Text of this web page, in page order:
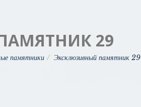
29
памятники Эксклюзивный памятник 29